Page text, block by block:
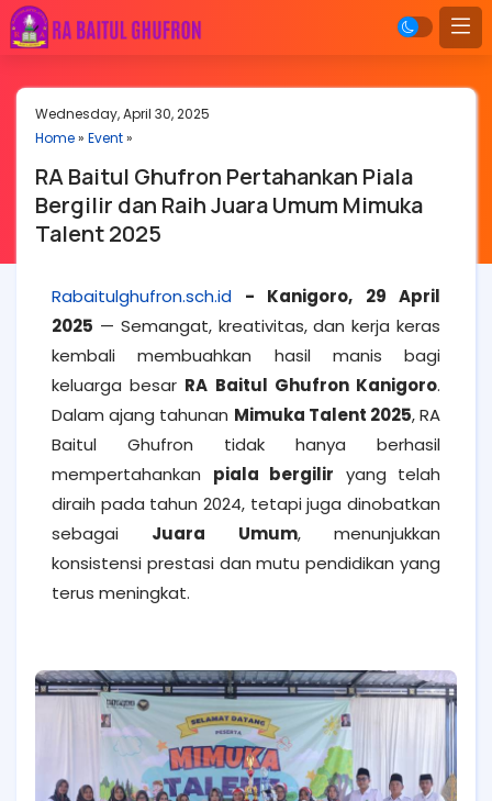
Wednesday, April 30, 2025
Home» Event»
RA Baitul Ghufron Pertahankan Piala
Bergilir dan Raih Juara Umum Mimuka
Talent 2025
Rabaitulghufron.sch.id - Kanigoro, 29 April
2025 — Semangat, kreativitas, dan kerja keras
kembali membuahkan hasil manis bagi
keluarga besar RA Baitul Ghufron Kanigoro.
Dalam ajang tahunan Mimuka Talent 2025, RA
Baitul Ghufron tidak hanya berhasil
mempertahankan piala bergilir yang telah
diraih pada tahun 2024, tetapi juga dinobatkan
sebagai Juara Umum, menunjukkan
konsistensi prestasi dan mutu pendidikan yang
terus meningkat.